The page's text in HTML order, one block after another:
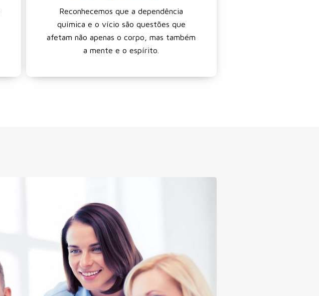
Reconhecemos que a dependência
química e o vício são questões que
afetam não apenas o corpo, mas também
a mente e o espírito.